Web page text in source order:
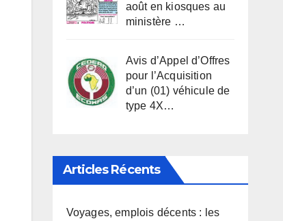
août en kiosques au
ministère …
Avis d’Appel d’Offres
pour l’Acquisition
d’un (01) véhicule de
type 4X…
Articles Récents
Voyages, emplois décents : les